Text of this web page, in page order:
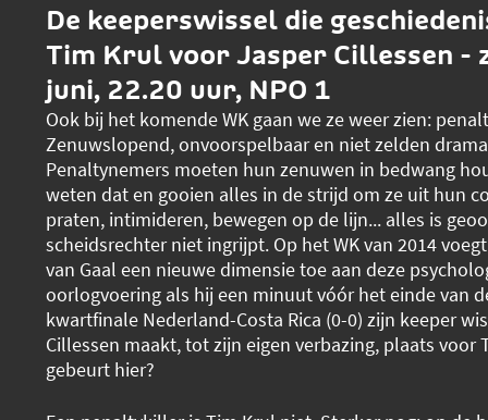
De keeperswissel die
Tim Krul voor Jasper Cillessen -
juni, 22.20 uur, NPO 1
Ook bij het komende WK gaan we ze weer zien:
Zenuwslopend, onvoorspelbaar en niet zelden
Penaltynemers moeten hun zenuwen in bedwang
weten dat en gooien alles in de strijd om ze uit hun
praten, intimideren, bewegen op de lijn... alles is
scheidsrechter niet ingrijpt. Op het WK van 2014
van Gaal een nieuwe dimensie toe aan deze
oorlogvoering als hij een minuut vóór het einde van
kwartfinale Nederland-Costa Rica (0-0) zijn keeper
Cillessen maakt, tot zijn eigen verbazing, plaats voor
gebeurt hier?